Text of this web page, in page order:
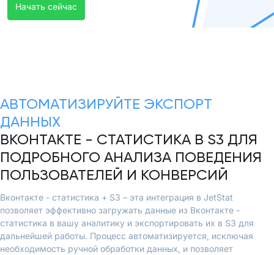
Начать сейчас
АВТОМАТИЗИРУЙТЕ ЭКСПОРТ
ДАННЫХ
ВКОНТАКТЕ - СТАТИСТИКА В S3 ДЛЯ
ПОДРОБНОГО АНАЛИЗА ПОВЕДЕНИЯ
ПОЛЬЗОВАТЕЛЕЙ И КОНВЕРСИЙ
Вконтакте - статистика + S3 – эта интеграция в JetStat
позволяет эффективно загружать данные из Вконтакте -
статистика в вашу аналитику и экспортировать их в S3 для
дальнейшей работы. Процесс автоматизируется, исключая
необходимость ручной обработки данных, и позволяет